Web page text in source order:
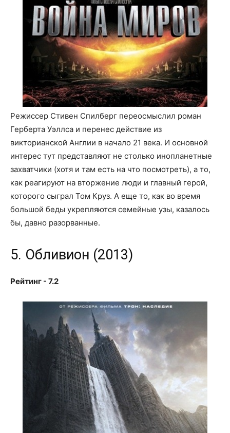
Режиссер Стивен Спилберг переосмыслил роман
Герберта Уэллса и перенес действие из
викторианской Англии в начало 21 века. И основной
интерес тут представляют не столько инопланетные
захватчики (хотя и там есть на что посмотреть), а то,
как реагируют на вторжение люди и главный герой,
которого сыграл Том Круз. А еще то, как во время
большой беды укрепляются семейные узы, казалось
бы, давно разорванные.
5. Обливион (2013)
Рейтинг - 7.2